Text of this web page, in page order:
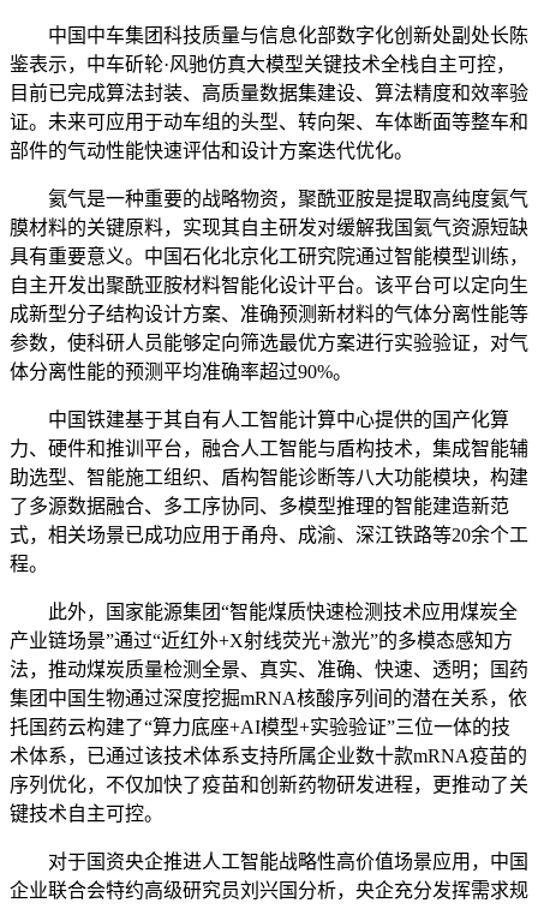
中国中车集团科技质量与信息化部数字化创新处副处长陈
鉴表示，中车斫轮·风驰仿真大模型关键技术全栈自主可控，
目前已完成算法封装、高质量数据集建设、算法精度和效率验
证。未来可应用于动车组的头型、转向架、车体断面等整车和
部件的气动性能快速评估和设计方案迭代优化。
氦气是一种重要的战略物资，聚酰亚胺是提取高纯度氦气
膜材料的关键原料，实现其自主研发对缓解我国氦气资源短缺
具有重要意义。中国石化北京化工研究院通过智能模型训练，
自主开发出聚酰亚胺材料智能化设计平台。该平台可以定向生
成新型分子结构设计方案、准确预测新材料的气体分离性能等
参数，使科研人员能够定向筛选最优方案进行实验验证，对气
体分离性能的预测平均准确率超过90%。
中国铁建基于其自有人工智能计算中心提供的国产化算
力、硬件和推训平台，融合人工智能与盾构技术，集成智能辅
助选型、智能施工组织、盾构智能诊断等八大功能模块，构建
了多源数据融合、多工序协同、多模型推理的智能建造新范
式，相关场景已成功应用于甬舟、成渝、深江铁路等20余个工
程。
此外，国家能源集团“智能煤质快速检测技术应用煤炭全
产业链场景”通过“近红外+X射线荧光+激光”的多模态感知方
法，推动煤炭质量检测全景、真实、准确、快速、透明；国药
集团中国生物通过深度挖掘mRNA核酸序列间的潜在关系，依
托国药云构建了“算力底座+AI模型+实验验证”三位一体的技
术体系，已通过该技术体系支持所属企业数十款mRNA疫苗的
序列优化，不仅加快了疫苗和创新药物研发进程，更推动了关
键技术自主可控。
对于国资央企推进人工智能战略性高价值场景应用，中国
企业联合会特约高级研究员刘兴国分析，央企充分发挥需求规